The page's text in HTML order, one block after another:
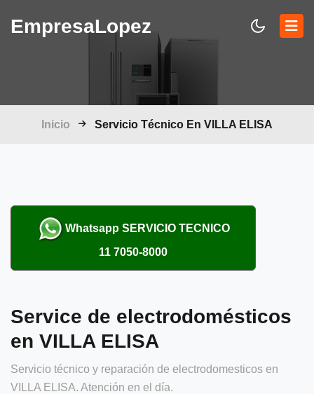
EmpresaLopez
Inicio Servicio Técnico En VILLA ELISA
Whatsapp SERVICIO TECNICO
11 7050-8000
Service de electrodomésticos
en VILLA ELISA
Servicio técnico y reparación de electrodomesticos en
VILLA ELISA. Atención en el día.